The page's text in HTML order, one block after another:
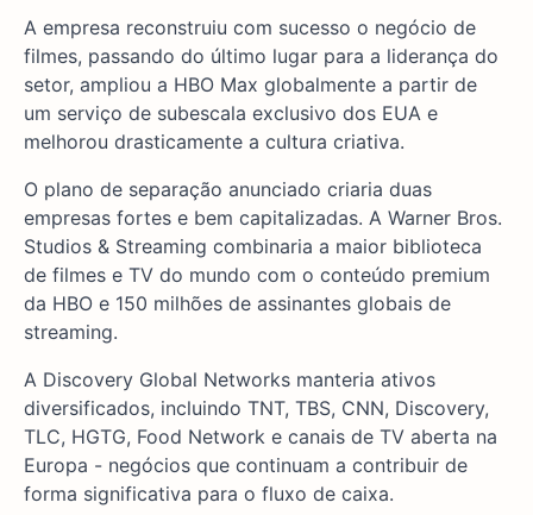
A empresa reconstruiu com sucesso o negócio de
filmes, passando do último lugar para a liderança do
setor, ampliou a HBO Max globalmente a partir de
um serviço de subescala exclusivo dos EUA e
melhorou drasticamente a cultura criativa.
O plano de separação anunciado criaria duas
empresas fortes e bem capitalizadas. A Warner Bros.
Studios & Streaming combinaria a maior biblioteca
de filmes e TV do mundo com o conteúdo premium
da HBO e 150 milhões de assinantes globais de
streaming.
A Discovery Global Networks manteria ativos
diversificados, incluindo TNT, TBS, CNN, Discovery,
TLC, HGTG, Food Network e canais de TV aberta na
Europa - negócios que continuam a contribuir de
forma significativa para o fluxo de caixa.